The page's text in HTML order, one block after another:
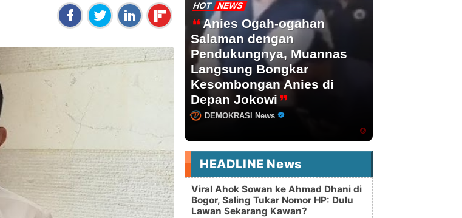
HOT NEWS
Anies Ogah-ogahan
Salaman dengan
Pendukungnya, Muannas
Langsung Bongkar
Kesombongan Anies di
Depan Jokowi
DEMOKRASI News
HEADLINE News
Viral Ahok Sowan ke Ahmad Dhani di
Bogor, Saling Tukar Nomor HP: Dulu
Lawan Sekarang Kawan?